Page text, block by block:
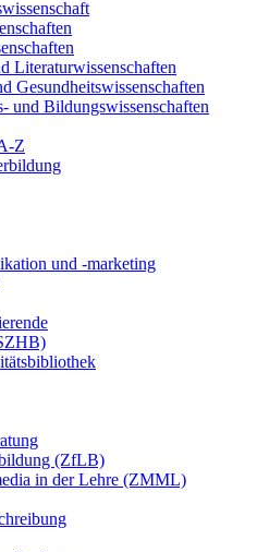
Literaturwissenschaften
Gesundheitswissenschaften
und Bildungswissenschaften
Z
und -marketing
(ZfLB)
in der Lehre (ZMML)